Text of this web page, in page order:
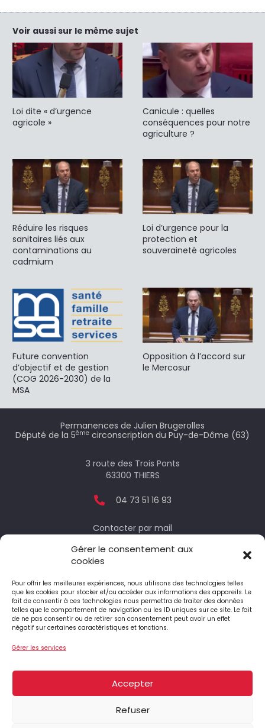
Gérer le consentement aux
cookies
Pour offrir les meilleures expériences, nous utilisons des technologies telles
que les cookies pour stocker et/ou accéder aux informations des appareils. Le
fait de consentir à ces technologies nous permettra de traiter des données
telles que le comportement de navigation ou les ID uniques sur ce site. Le fait
de ne pas consentir ou de retirer son consentement peut avoir un effet
négatif sur certaines caractéristiques et fonctions.
Gérer les services
Accepter
Refuser
Voir aussi sur le même sujet
Loi dite « d’urgence
agricole »
Canicule : quelles
conséquences pour notre
agriculture ?
Réduire les risques
sanitaires liés aux
contaminations au
cadmium
Loi d’urgence pour la
protection et
souveraineté agricoles
Future convention
d’objectif et de gestion
(COG 2026-2030) de la
MSA
Opposition à l’accord sur
le Mercosur
Permanences de Julien Brugerolles
Député de la 5ème circonscription du Puy-de-Dôme (63)
3 route des Trois Ponts
63300 THIERS
04 73 51 16 93
Contacter par mail
Votre député
Le député honoraire
4 Place Jean-Antoine Pourtier
63890 ST-AMANT-ROCHE-SAVINE
04 73 95 74 90